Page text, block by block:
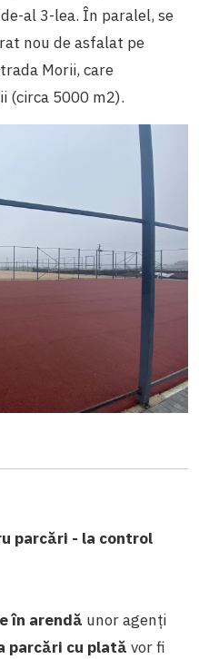
al 3-lea. În paralel, se
nou de asfalat pe
Morii, care
(circa 5000 m2).
parcări - la control
în arendă unor agenți
parcări cu plată vor fi